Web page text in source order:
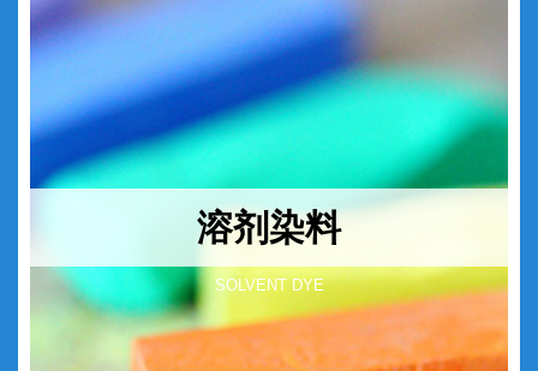
溶剂染料
SOLVENT DYE